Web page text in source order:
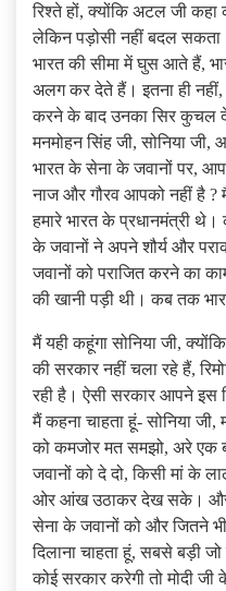
रिश्ते हों, क्योंकि अटल जी
लेकिन पड़ोसी नहीं बदल
भारत की सीमा में घुस आते हैं,
अलग कर देते हैं। इतना ही नहीं,
करने के बाद उनका सिर कुचल
मनमोहन सिंह जी, सोनिया
भारत के सेना के जवानों पर,
नाज और गौरव आपको नहीं है ?
हमारे भारत के प्रधानमंत्री
के जवानों ने अपने शौर्य और
जवानों को पराजित करने का
की खानी पड़ी थी। कब तक
मैं यही कहूंगा सोनिया जी,
की सरकार नहीं चला रहे हैं,
रही है। ऐसी सरकार आपने इस
मैं कहना चाहता हूं- सोनिया
को कमजोर मत समझो, अरे एक
जवानों को दे दो, किसी मां के
ओर आंख उठाकर देख सके। और
सेना के जवानों को और जितने
दिलाना चाहता हूं, सबसे बड़ी
कोई सरकार करेगी तो मोदी